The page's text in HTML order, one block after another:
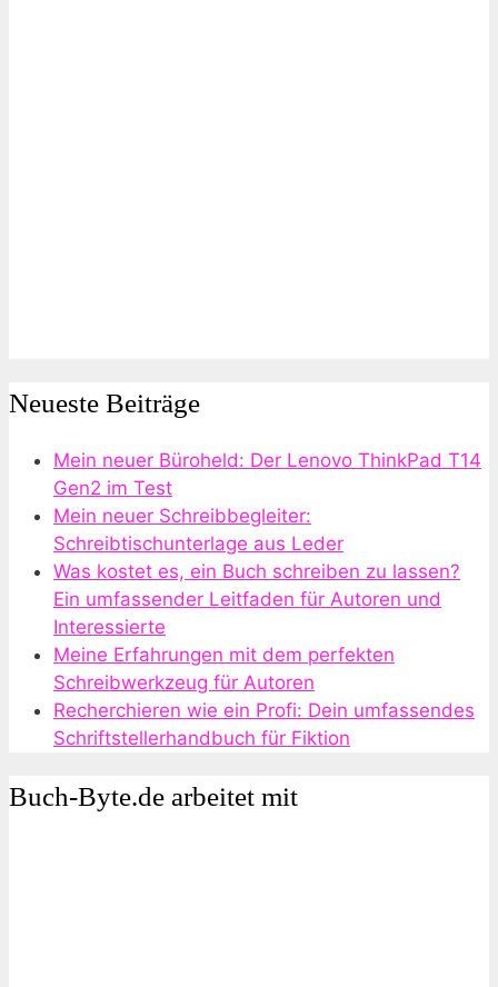
Neueste Beiträge
Mein neuer Büroheld: Der Lenovo ThinkPad T14
Gen2 im Test
Mein neuer Schreibbegleiter:
Schreibtischunterlage aus Leder
Was kostet es, ein Buch schreiben zu lassen?
Ein umfassender Leitfaden für Autoren und
Interessierte
Meine Erfahrungen mit dem perfekten
Schreibwerkzeug für Autoren
Recherchieren wie ein Profi: Dein umfassendes
Schriftstellerhandbuch für Fiktion
Buch-Byte.de arbeitet mit